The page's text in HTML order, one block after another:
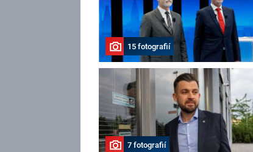
15 fotografií
7 fotografií